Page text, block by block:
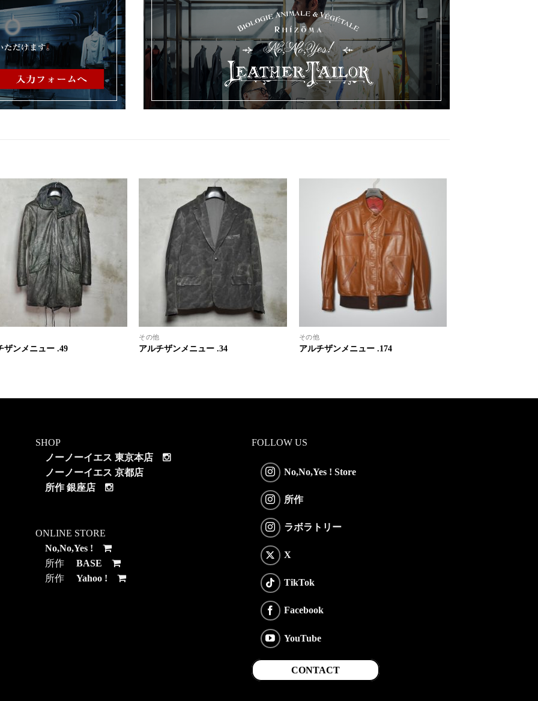
ザンメニュー .49
その他
アルチザンメニュー .34
その他
アルチザンメニュー .174
SHOP
ノーノーイエス 東京本店
ノーノーイエス 京都店
所作 銀座店
ONLINE STORE
No,No,Yes !
所作 BASE
所作 Yahoo !
FOLLOW US
No,No,Yes ! Store
所作
ラボラトリー
X
TikTok
Facebook
YouTube
CONTACT